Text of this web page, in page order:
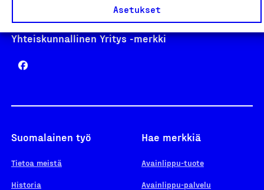
Asetukset
Yhteiskunnallinen Yritys -merkki
Suomalainen työ
Tietoa meistä
Historia
Hae merkkiä
Avainlippu-tuote
Avainlippu-palvelu